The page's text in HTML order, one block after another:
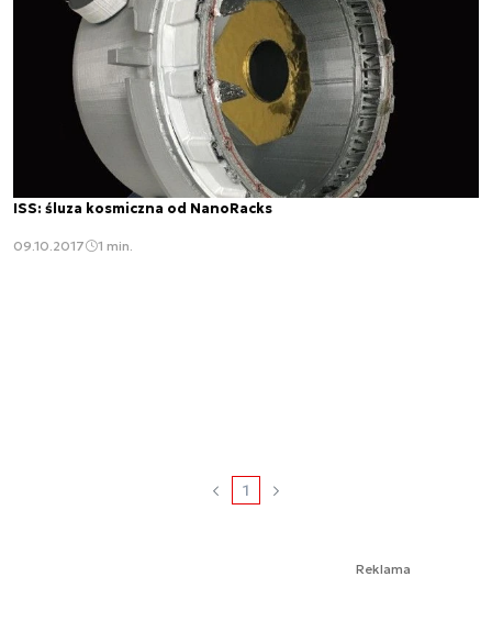
ISS: śluza kosmiczna od NanoRacks
09.10.2017 1 min.
1
Reklama